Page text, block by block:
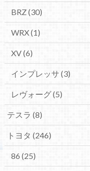
BRZ(30)
WRX(1)
XV(6)
インプレッサ (3)
レヴォーグ(5)
テスラ (8)
トヨタ (246)
86 (25)